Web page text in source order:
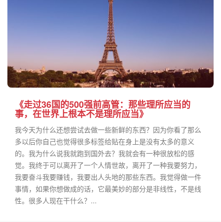
《走过36国的500强前高管：那些理所应当的
事，在世界上根本不是理所应当》
我今天为什么还想尝试去做一些新鲜的东西？因为你看了那么
多以后你自己也觉得很多标签给贴在身上是没有太多的意义
的。我为什么说我就跑到国外去？我就会有一种很放松的感
觉。我终于可以离开了一个人情世故，离开了一种我要努力，
我要奋斗我要赚钱，我要出人头地的那些东西。我觉得做一件
事情，如果你想做成的话，它最美妙的部分是非线性，不是线
性。很多人现在干什么？...